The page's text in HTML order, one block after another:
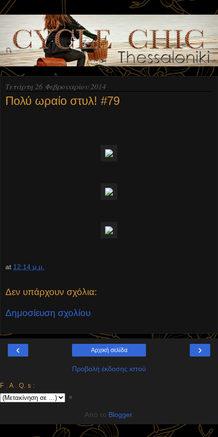
Τετάρτη 26 Φεβρουαρίου 2014
Πολύ ωραίο στυλ! #79
at 12:14 μ.μ.
Δεν υπάρχουν σχόλια:
Δημοσίευση σχολίου
‹ ›
Αρχική σελίδα
Προβολή έκδοσης ιστού
F . A . Q. s :
▼
Από το Blogger.